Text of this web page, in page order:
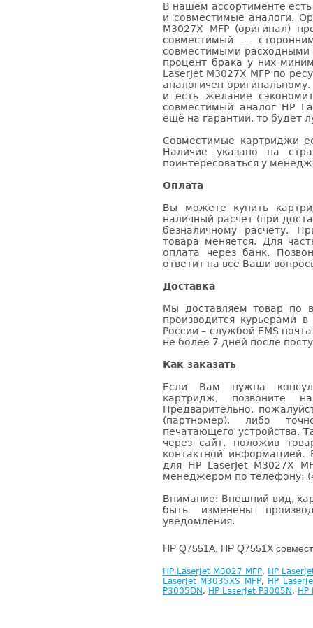
В нашем ассортименте
и совместимые аналоги.
M3027X MFP (оригинал)
совместимый –
совместимыми расходными
процент брака у них
LaserJet M3027X MFP по
аналогичен
и есть желание
совместимый аналог HP
ещё на гарантии, то будет
Совместимые картриджи
Наличие указано на
поинтересоваться у
Оплата
Вы можете купить
наличный расчет (при
безналичному расчету.
товара меняется. Для
оплата через банк.
ответит на все Ваши
Доставка
Мы доставляем товар по
производится курьерами
России – службой EMS
не более 7 дней после
Как заказать
Если Вам нужна
картридж, позвоните
Предварительно,
(партномер), либо
печатающего устройства.
через сайт, положив
контактной информацией.
для HP LaserJet M3027X
менеджером по телефону:
Внимание: Внешний вид,
быть изменены
уведомления.
HP Q7551A, HP Q7551X
HP LaserJet M3027 MFP, HP
LaserJet M3035XS MFP, HP
P3005DN , HP LaserJet P3005N , HP